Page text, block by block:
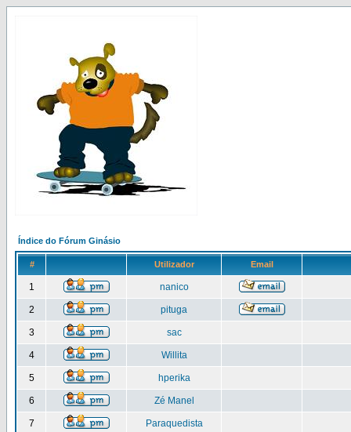
Índice do Fórum Ginásio
# Utilizador Email
1 nanico
2 pituga
3 sac
4 Willita
5 hperika
6 Zé Manel
7 Paraquedista